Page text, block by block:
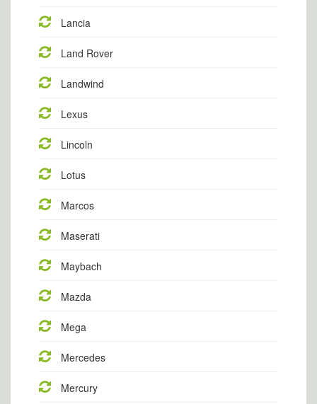
Lancia
Land Rover
Landwind
Lexus
Lincoln
Lotus
Marcos
Maserati
Maybach
Mazda
Mega
Mercedes
Mercury